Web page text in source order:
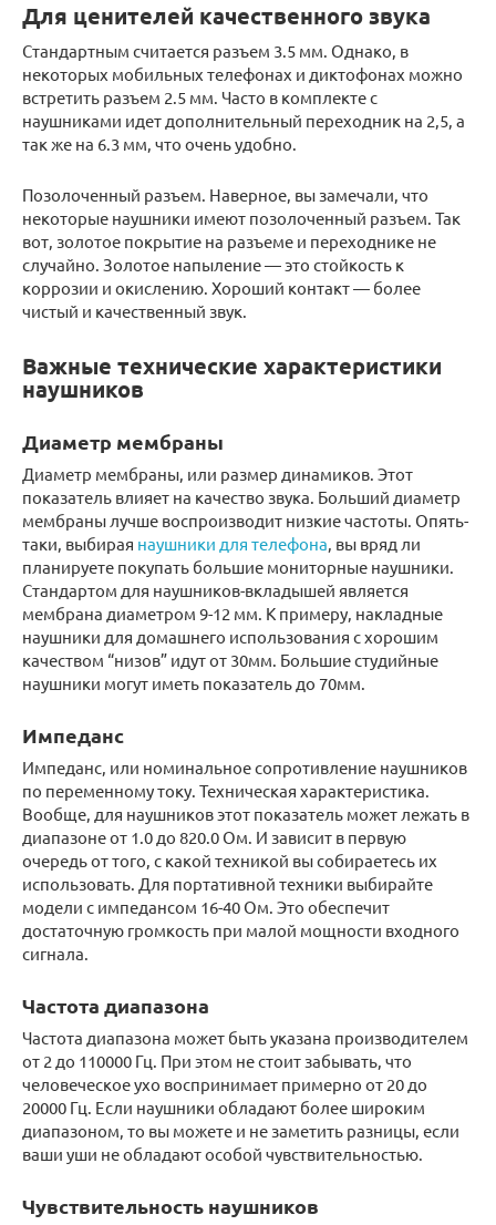
Для ценителей качественного звука
Стандартным считается разъем 3.5 мм. Однако, в
некоторых мобильных телефонах и диктофонах можно
встретить разъем 2.5 мм. Часто в комплекте с
наушниками идет дополнительный переходник на 2,5, а
так же на 6.3 мм, что очень удобно.
Позолоченный разъем. Наверное, вы замечали, что
некоторые наушники имеют позолоченный разъем. Так
вот, золотое покрытие на разъеме и переходнике не
случайно. Золотое напыление — это стойкость к
коррозии и окислению. Хороший контакт — более
чистый и качественный звук.
Важные технические характеристики
наушников
Диаметр мембраны
Диаметр мембраны, или размер динамиков. Этот
показатель влияет на качество звука. Больший диаметр
мембраны лучше воспроизводит низкие частоты. Опять-
таки, выбирая наушники для телефона , вы вряд ли
планируете покупать большие мониторные наушники.
Стандартом для наушников-вкладышей является
мембрана диаметром 9-12 мм. К примеру, накладные
наушники для домашнего использования с хорошим
качеством “низов” идут от 30мм. Большие студийные
наушники могут иметь показатель до 70мм.
Импеданс
Импеданс, или номинальное сопротивление наушников
по переменному току. Техническая характеристика.
Вообще, для наушников этот показатель может лежать в
диапазоне от 1.0 до 820.0 Ом. И зависит в первую
очередь от того, с какой техникой вы собираетесь их
использовать. Для портативной техники выбирайте
модели с импедансом 16-40 Ом. Это обеспечит
достаточную громкость при малой мощности входного
сигнала.
Частота диапазона
Частота диапазона может быть указана производителем
от 2 до 110000 Гц. При этом не стоит забывать, что
человеческое ухо воспринимает примерно от 20 до
20000 Гц. Если наушники обладают более широким
диапазоном, то вы можете и не заметить разницы, если
ваши уши не обладают особой чувствительностью.
Чувствительность наушников